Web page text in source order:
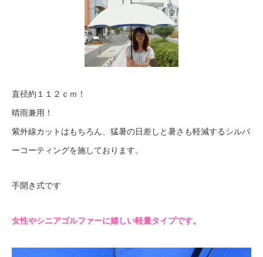
直径約１１２ｃｍ！
晴雨兼用！
紫外線カットはもちろん、猛暑の日差しと暑さも軽減するシルバ
ーコーティングを施しております。
手開き式です
女性やシニアゴルファーに嬉しい軽量タイプです。